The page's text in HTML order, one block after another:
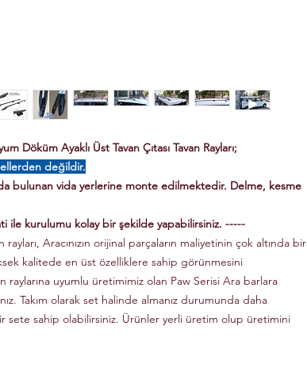
Döküm Ayaklı Üst Tavan Çıtası Tavan Rayları;
değildir.
bulunan vida yerlerine monte edilmektedir. Delme, kesme
ile kurulumu kolay bir şekilde yapabilirsiniz. -----
Aracınızın orijinal parçaların maliyetinin çok altında bir
kalitede en üst özelliklere sahip görünmesini
raylarına uyumlu üretimimiz olan Paw Serisi Ara barlara
Takım olarak set halinde almanız durumunda daha
sete sahip olabilirsiniz. Ürünler yerli üretim olup üretimini